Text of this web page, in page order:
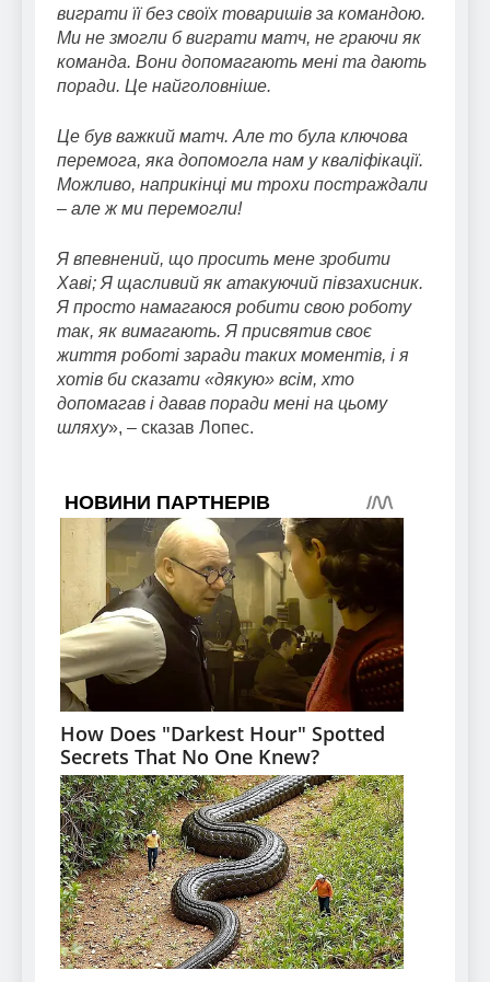
виграти її без своїх товаришів за командою.
Ми не змогли б виграти матч, не граючи як
команда. Вони допомагають мені та дають
поради. Це найголовніше.
Це був важкий матч. Але то була ключова
перемога, яка допомогла нам у кваліфікації.
Можливо, наприкінці ми трохи постраждали
– але ж ми перемогли!
Я впевнений, що просить мене зробити
Хаві; Я щасливий як атакуючий півзахисник.
Я просто намагаюся робити свою роботу
так, як вимагають. Я присвятив своє
життя роботі заради таких моментів, і я
хотів би сказати «дякую» всім, хто
допомагав і давав поради мені на цьому
шляху», – сказав Лопес.